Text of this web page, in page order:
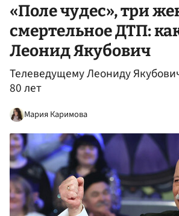
«Поле чудес», три
смертельное ДТП:
Леонид Якубович
Телеведущему Леониду
80 лет
Мария Каримова